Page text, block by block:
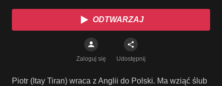
ODTWARZAJ
Zaloguj się Udostępnij
Piotr (Itay Tiran) wraca z Anglii do Polski. Ma wziąć ślub